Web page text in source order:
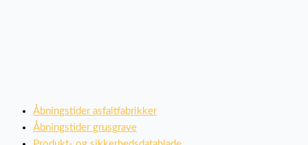
Åbningstider asfaltfabrikker
Åbningstider grusgrave